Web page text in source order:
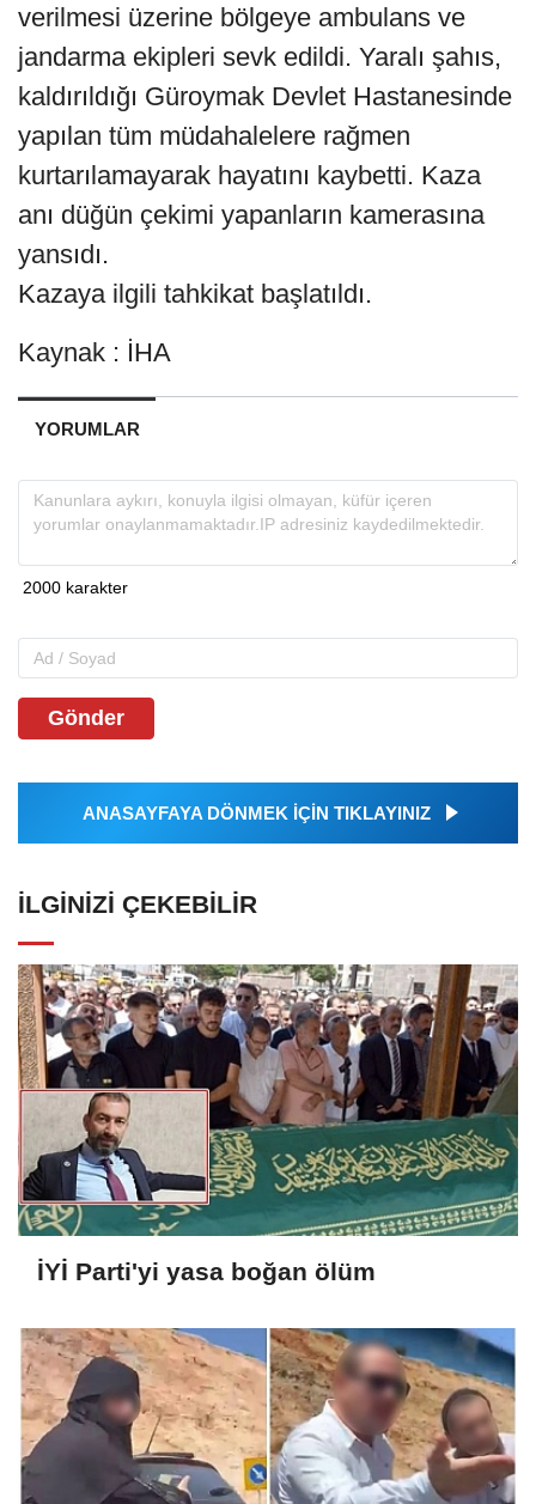
verilmesi üzerine bölgeye ambulans ve
jandarma ekipleri sevk edildi. Yaralı şahıs,
kaldırıldığı Güroymak Devlet Hastanesinde
yapılan tüm müdahalelere rağmen
kurtarılamayarak hayatını kaybetti. Kaza
anı düğün çekimi yapanların kamerasına
yansıdı.
Kazaya ilgili tahkikat başlatıldı.
Kaynak : İHA
YORUMLAR
Gönder
ANASAYFAYA DÖNMEK İÇİN TIKLAYINIZ
İLGINIZI ÇEKEBILIR
İYİ Parti'yi yasa boğan ölüm